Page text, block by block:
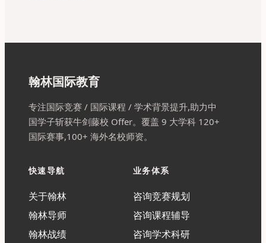
翰林国际教育
专注国际竞赛 / 国际课程 / 学术背景提升,助力中
国学子斩获牛剑藤校 Offer。覆盖 9 大学科 120+
国际赛事,100+ 海外名校师资。
快速导航
关于翰林
翰林导师
翰林战绩
业务体系
咨询竞赛规划
咨询课程辅导
咨询学术科研